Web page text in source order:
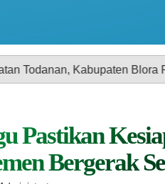
Blora Provinsi Jawa
Pastikan
Bergerak